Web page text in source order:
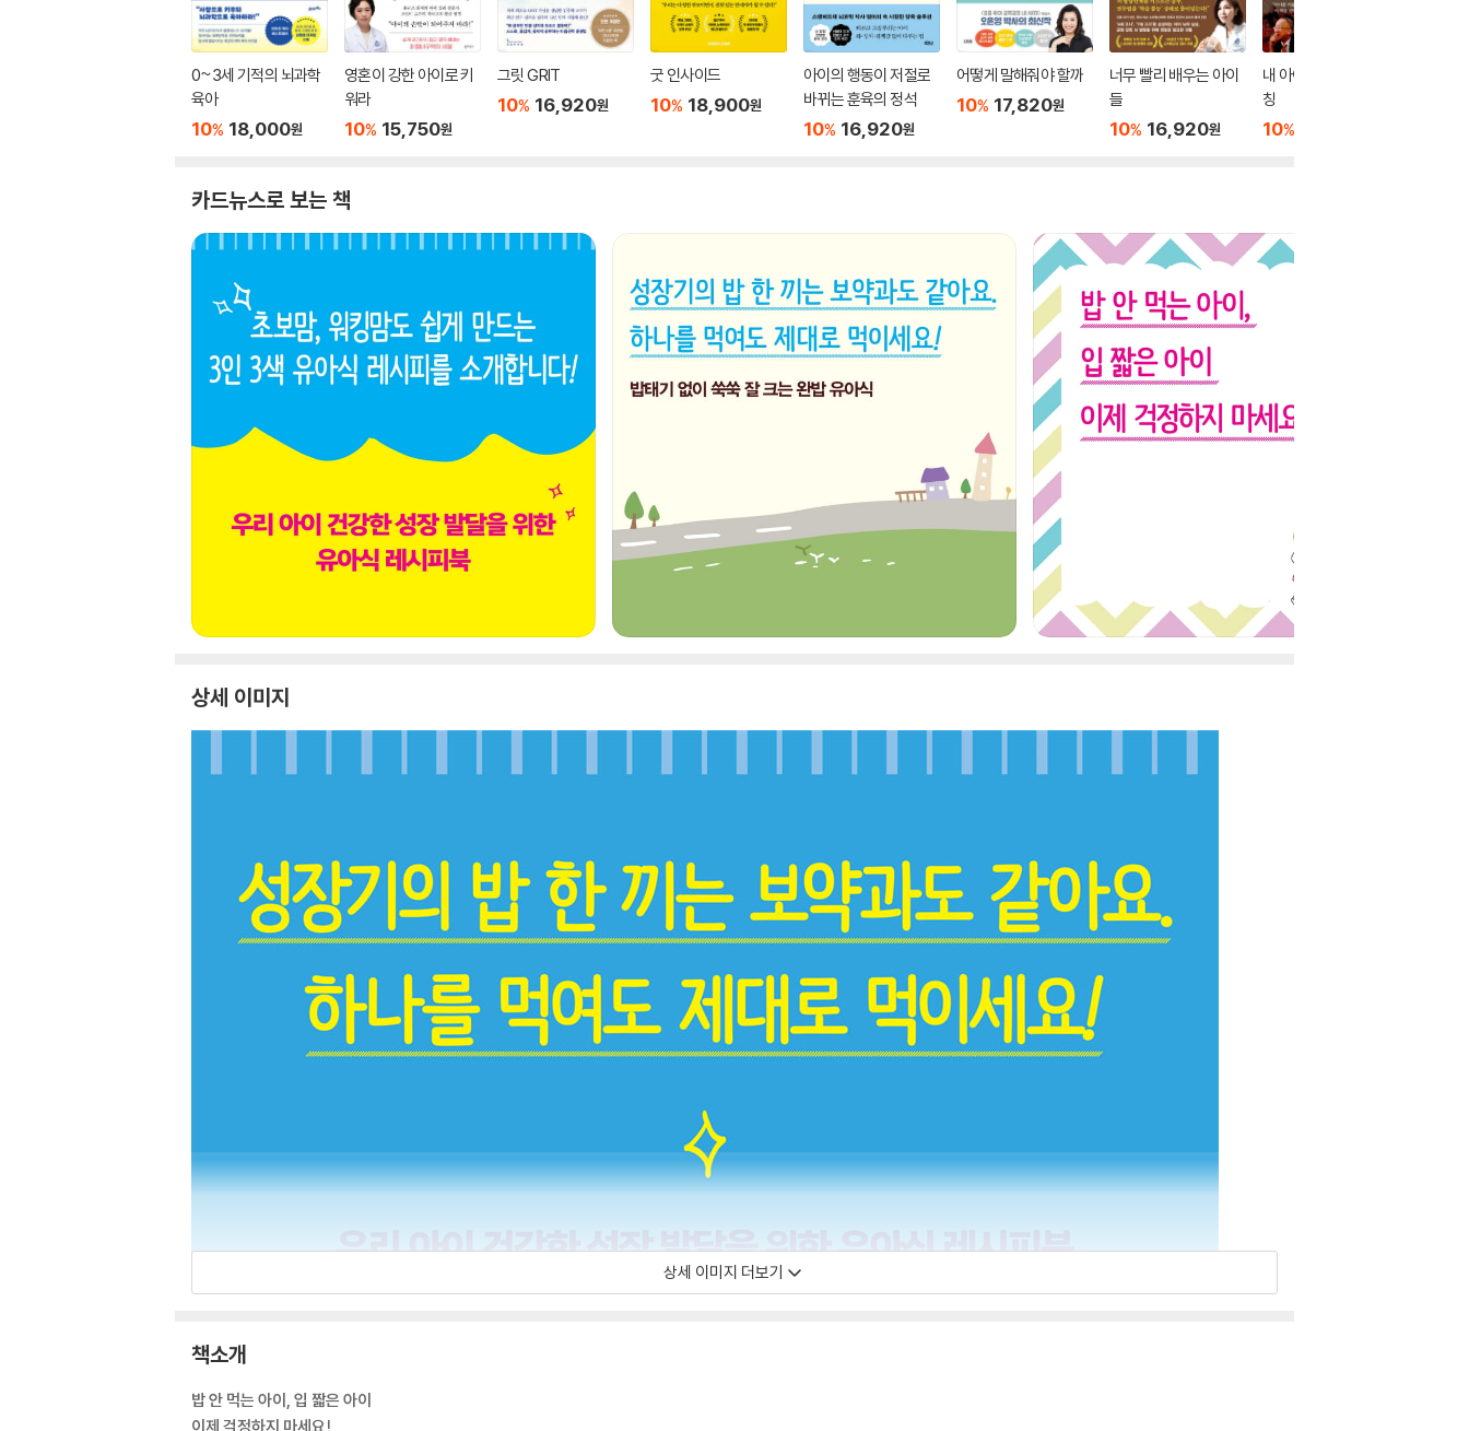
0~3세 기적의 뇌과학
육아
10% 18,000원
영혼이 강한 아이로 키
워라
10% 15,750원
그릿 GRIT
10% 16,920원
굿 인사이드
10% 18,900원
아이의 행동이 저절로
바뀌는 훈육의 정석
10% 16,920원
어떻게 말해줘야 할까
10% 17,820원
너무 빨리 배우는 아이
들
10% 16,920원
내 아이를 위한 감정코
칭
10%
카드뉴스로 보는 책
상세 이미지
상세 이미지 더보기
책소개
밥 안 먹는 아이, 입 짧은 아이
이제 걱정하지 마세요!